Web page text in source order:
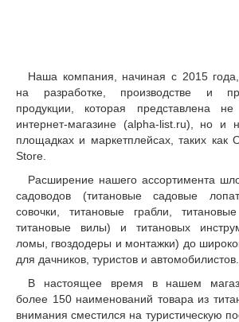
Наша компания, начиная с 2015 года,
на разработке, производстве и
продукции, которая представлена
интернет-магазине (alpha-list.ru), но и
площадках и маркетплейсах, таких как
Store.
Расширение нашего ассортимента
садоводов (титановые садовые
совочки, титановые грабли,
титановые вилы) и титановых
ломы, гвоздодеры и монтажки) до
для дачников, туристов и автомобилистов.
В настоящее время в нашем
более 150 наименований товара из
внимания сместился на туристическую